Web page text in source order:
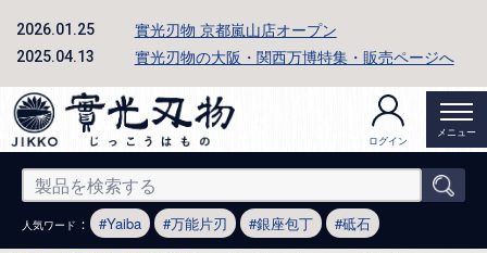
2026.01.25 實光刃物 京都嵐山店オープン
2025.04.13 實光刃物の大阪・関西万博特集・販売ページへ
ログイン
メニュー
人気ワード ： Yaiba 万能片刃 銀座包丁 砥石